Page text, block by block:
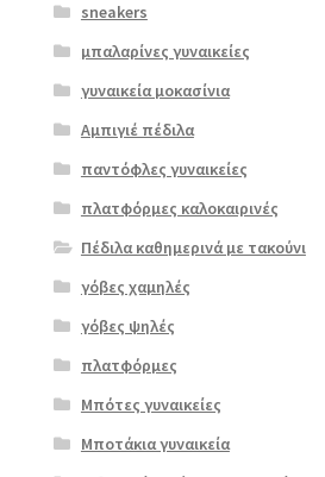
Επιλο
sneakers
μπαλαρίνες γυναικείες
γυναικεία μοκασίνια
Αμπιγιέ πέδιλα
παντόφλες γυναικείες
πλατφόρμες καλοκαιρινές
Πέδιλα καθημερινά με τακούνι
γόβες χαμηλές
γόβες ψηλές
πλατφόρμες
Μπότες γυναικείες
Μποτάκια γυναικεία